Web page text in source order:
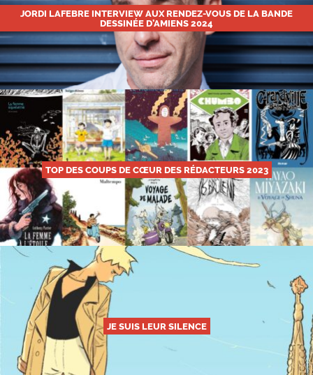
JORDI LAFEBRE INTERVIEW AUX RENDEZ-VOUS DE LA BANDE
DESSINÉE D’AMIENS 2024
TOP DES COUPS DE CŒUR DES RÉDACTEURS 2023
JE SUIS LEUR SILENCE